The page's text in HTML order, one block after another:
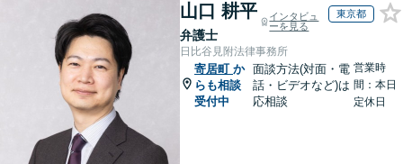
山口 耕平
弁護士
インタビュ
ーを見る
東京都
日比谷見附法律事務所
寄居町 か
らも相談
受付中
面談方法(対面・電
話・ビデオなど)は
応相談
営業時
間：本日
定休日